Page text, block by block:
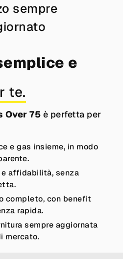
sempre
e
te.
Over 75 è perfetta per
e gas insieme, in modo
e affidabilità, senza
completo, con benefit
rapida.
sempre aggiornata
mercato.